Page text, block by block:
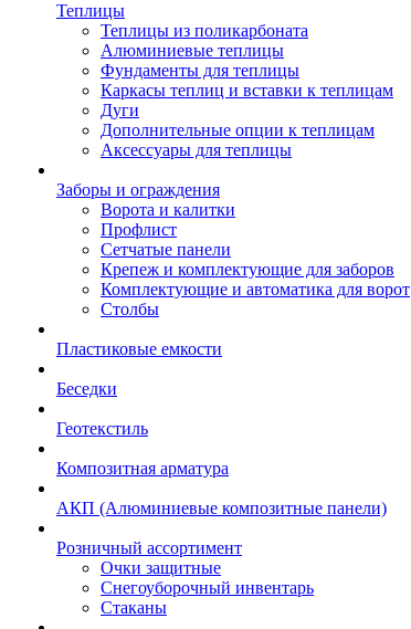
Теплицы
Теплицы из поликарбоната
Алюминиевые теплицы
Фундаменты для теплицы
Каркасы теплиц и вставки к теплицам
Дуги
Дополнительные опции к теплицам
Аксессуары для теплицы
Заборы и ограждения
Ворота и калитки
Профлист
Сетчатые панели
Крепеж и комплектующие для заборов
Комплектующие и автоматика для ворот
Столбы
Пластиковые емкости
Беседки
Геотекстиль
Композитная арматура
АКП (Алюминиевые композитные панели)
Розничный ассортимент
Очки защитные
Снегоуборочный инвентарь
Стаканы